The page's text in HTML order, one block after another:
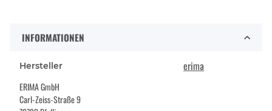
INFORMATIONEN
Hersteller erima
ERIMA GmbH
Carl-Zeiss-Straße 9